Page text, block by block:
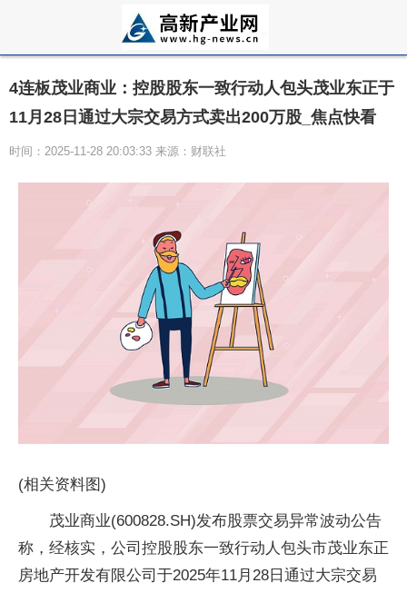
4连板茂业商业：控股股东一致行动人包头茂业东正于
11月28日通过大宗交易方式卖出200万股_焦点快看
时间：2025-11-28 20:03:33 来源：财联社
(相关资料图)
茂业商业(600828.SH)发布股票交易异常波动公告
称，经核实，公司控股股东一致行动人包头市茂业东正
房地产开发有限公司于2025年11月28日通过大宗交易